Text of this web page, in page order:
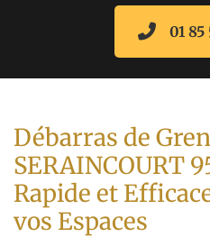
01 85
Débarras de
SERAINCOURT
Rapide et
vos Espaces